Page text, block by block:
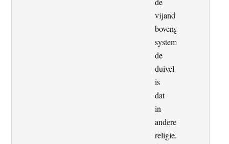
vijand
bovengenoemde
systemen,
de
duivel
is
dat
in
andere
religie.